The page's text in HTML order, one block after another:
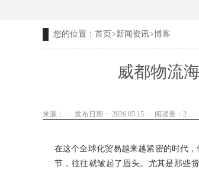
您的位置： 首页>新闻资讯>博客
威都物流
来源： 发布日期： 2026.05.15 阅读量： 2
在这个全球化贸易越来越紧密的时代
节，往往就皱起了眉头。尤其是那些